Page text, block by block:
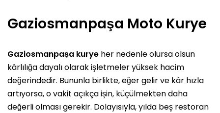
Gaziosmanpaşa Moto Kurye
Gaziosmanpaşa kurye her nedenle olursa olsun
kârlılığa dayalı olarak işletmeler yüksek hacim
değerindedir. Bununla birlikte, eğer gelir ve kâr hızla
artıyorsa, o vakit açıkça işin, küçülmekten daha
değerli olması gerekir. Dolayısıyla, yılda beş restoran